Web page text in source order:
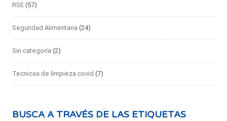
RSE (57)
Seguridad Alimentaria (24)
Sin categoría (2)
Tecnicas de limpieza covid (7)
BUSCA A TRAVÉS DE LAS ETIQUETAS